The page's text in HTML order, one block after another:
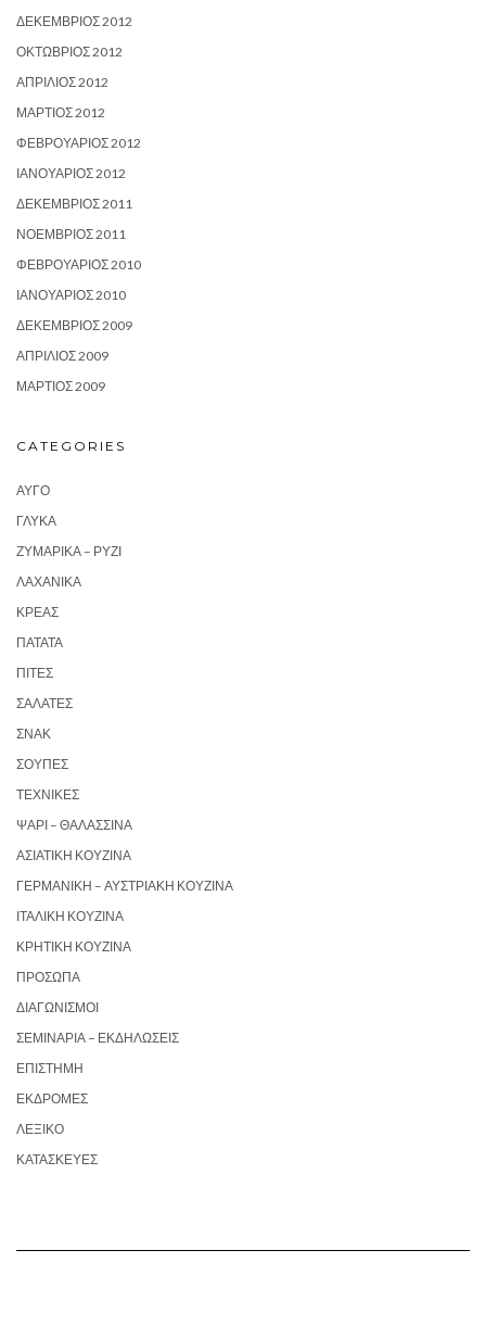
ΔΕΚΈΜΒΡΙΟΣ 2012
ΟΚΤΏΒΡΙΟΣ 2012
ΑΠΡΊΛΙΟΣ 2012
ΜΆΡΤΙΟΣ 2012
ΦΕΒΡΟΥΆΡΙΟΣ 2012
ΙΑΝΟΥΆΡΙΟΣ 2012
ΔΕΚΈΜΒΡΙΟΣ 2011
ΝΟΈΜΒΡΙΟΣ 2011
ΦΕΒΡΟΥΆΡΙΟΣ 2010
ΙΑΝΟΥΆΡΙΟΣ 2010
ΔΕΚΈΜΒΡΙΟΣ 2009
ΑΠΡΊΛΙΟΣ 2009
ΜΆΡΤΙΟΣ 2009
CATEGORIES
ΑΥΓΌ
ΓΛΥΚΆ
ΖΥΜΑΡΙΚΆ – ΡΎΖΙ
ΛΑΧΑΝΙΚΆ
ΚΡΈΑΣ
ΠΑΤΆΤΑ
ΠΊΤΕΣ
ΣΑΛΆΤΕΣ
ΣΝΑΚ
ΣΟΎΠΕΣ
ΤΕΧΝΙΚΈΣ
ΨΆΡΙ – ΘΑΛΑΣΣΙΝΆ
ΑΣΙΑΤΙΚΉ ΚΟΥΖΊΝΑ
ΓΕΡΜΑΝΙΚΉ – ΑΥΣΤΡΙΑΚΉ ΚΟΥΖΊΝΑ
ΙΤΑΛΙΚΉ ΚΟΥΖΊΝΑ
ΚΡΗΤΙΚΉ ΚΟΥΖΊΝΑ
ΠΡΌΣΩΠΑ
ΔΙΑΓΩΝΙΣΜΟΊ
ΣΕΜΙΝΆΡΙΑ – ΕΚΔΗΛΏΣΕΙΣ
ΕΠΙΣΤΉΜΗ
ΕΚΔΡΟΜΈΣ
ΛΕΞΙΚΌ
ΚΑΤΑΣΚΕΥΈΣ